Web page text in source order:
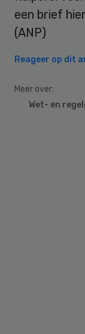
een brief
(ANP)
Reageer op dit
Meer over:
Wet- en